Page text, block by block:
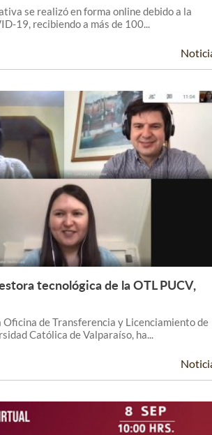
se realizó en forma online debido a la
19, recibiendo a más de 100...
Leer Más +
tecnológica de la OTL PUCV,
de Transferencia y Licenciamiento de
Católica de Valparaíso, ha...